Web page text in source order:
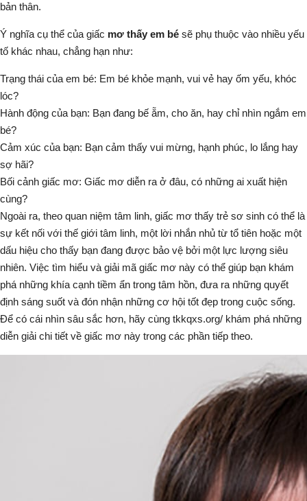
bản thân.
Ý nghĩa cụ thể của giấc mơ thấy em bé sẽ phụ thuộc vào nhiều yếu
tố khác nhau, chẳng hạn như:
Trạng thái của em bé: Em bé khỏe mạnh, vui vẻ hay ốm yếu, khóc
lóc?
Hành động của bạn: Bạn đang bế ẵm, cho ăn, hay chỉ nhìn ngắm em
bé?
Cảm xúc của bạn: Bạn cảm thấy vui mừng, hạnh phúc, lo lắng hay
sợ hãi?
Bối cảnh giấc mơ: Giấc mơ diễn ra ở đâu, có những ai xuất hiện
cùng?
Ngoài ra, theo quan niệm tâm linh, giấc mơ thấy trẻ sơ sinh có thể là
sự kết nối với thế giới tâm linh, một lời nhắn nhủ từ tổ tiên hoặc một
dấu hiệu cho thấy bạn đang được bảo vệ bởi một lực lượng siêu
nhiên. Việc tìm hiểu và giải mã giấc mơ này có thể giúp bạn khám
phá những khía cạnh tiềm ẩn trong tâm hồn, đưa ra những quyết
định sáng suốt và đón nhận những cơ hội tốt đẹp trong cuộc sống.
Để có cái nhìn sâu sắc hơn, hãy cùng tkkqxs.org/ khám phá những
diễn giải chi tiết về giấc mơ này trong các phần tiếp theo.